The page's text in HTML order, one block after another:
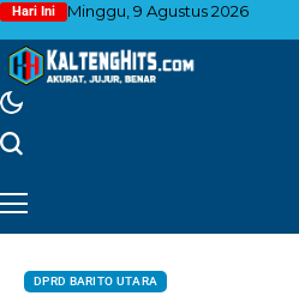
Hari Ini Minggu, 9 Agustus 2026
DPRD BARITO UTARA